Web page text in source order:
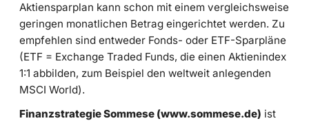
Aktiensparplan kann schon mit einem vergleichsweise
geringen monatlichen Betrag eingerichtet werden. Zu
empfehlen sind entweder Fonds- oder ETF-Sparpläne
(ETF = Exchange Traded Funds, die einen Aktienindex
1:1 abbilden, zum Beispiel den weltweit anlegenden
MSCI World).
Finanzstrategie Sommese (www.sommese.de) ist